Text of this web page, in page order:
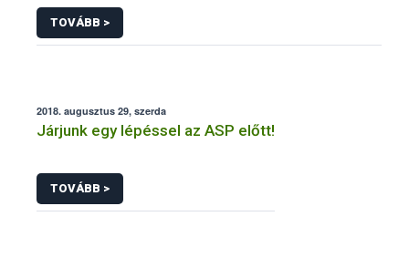
TOVÁBB >
2018. augusztus 29, szerda
Járjunk egy lépéssel az ASP előtt!
TOVÁBB >